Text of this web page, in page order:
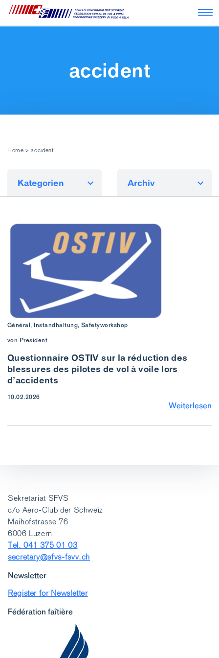
accident
Home >accident
Kategorien Archiv
Général, Instandhaltung, Safetyworkshop
von President
Questionnaire OSTIV sur la réduction des
blessures des pilotes de vol à voile lors
d’accidents
10.02.2026
Weiterlesen
Sekretariat SFVS
c/o Aero-Club der Schweiz
Maihofstrasse 76
6006 Luzern
Tel. 041 375 01 03
secretary@sfvs-fsvv.ch
Newsletter
Register for Newsletter
Fédération faîtière